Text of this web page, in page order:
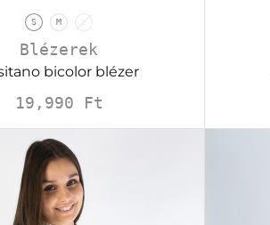
S M L
Blézerek
bicolor blézer
19,990 Ft